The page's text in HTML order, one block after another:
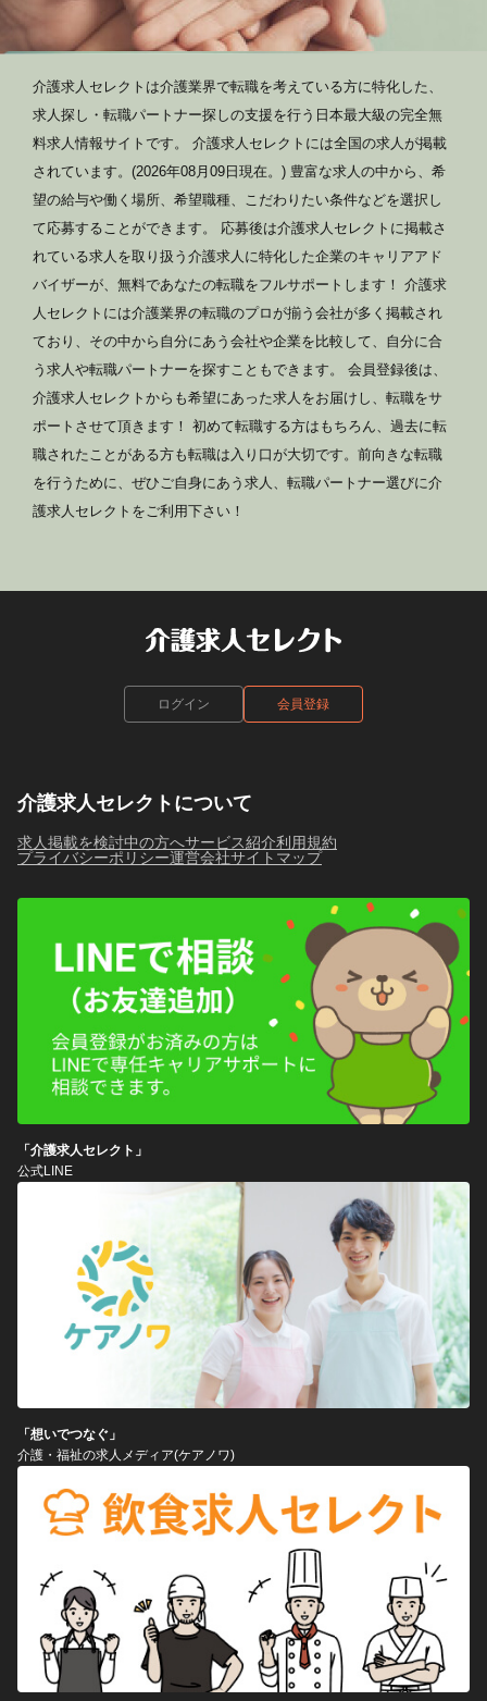
介護求人セレクトは介護業界で転職を考えている方に特化した、
求人探し・転職パートナー探しの支援を行う日本最大級の完全無
料求人情報サイトです。 介護求人セレクトには全国の求人が掲載
されています。(2026年08月09日現在。) 豊富な求人の中から、希
望の給与や働く場所、希望職種、こだわりたい条件などを選択し
て応募することができます。 応募後は介護求人セレクトに掲載さ
れている求人を取り扱う介護求人に特化した企業のキャリアアド
バイザーが、無料であなたの転職をフルサポートします！ 介護求
人セレクトには介護業界の転職のプロが揃う会社が多く掲載され
ており、その中から自分にあう会社や企業を比較して、自分に合
う求人や転職パートナーを探すこともできます。 会員登録後は、
介護求人セレクトからも希望にあった求人をお届けし、転職をサ
ポートさせて頂きます！ 初めて転職する方はもちろん、過去に転
職されたことがある方も転職は入り口が大切です。前向きな転職
を行うために、ぜひご自身にあう求人、転職パートナー選びに介
護求人セレクトをご利用下さい！
ログイン 会員登録
介護求人セレクトについて
求人掲載を検討中の方へサービス紹介利用規約
プライバシーポリシー運営会社サイトマップ
「介護求人セレクト」
公式LINE
「想いでつなぐ」
介護・福祉の求人メディア(ケアノワ)